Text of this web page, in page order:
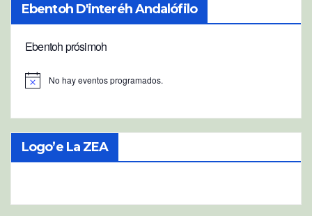
Ebentoh D'interéh Andalófilo
Ebentoh prósimoh
s
No hay eventos programados.
Logo’e La ZEA